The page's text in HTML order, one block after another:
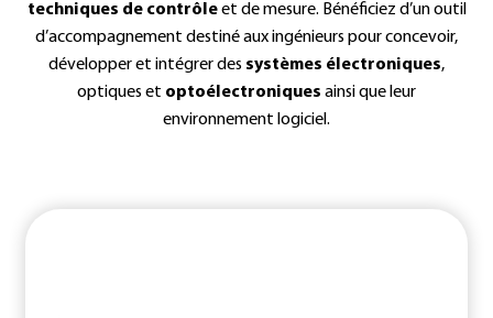
techniques de contrôleet de mesure. Bénéficiez d’un outil
d’accompagnement destiné aux ingénieurs pour concevoir,
développer et intégrer des systèmes électroniques,
optiques et optoélectroniques ainsi que leur
environnement logiciel.